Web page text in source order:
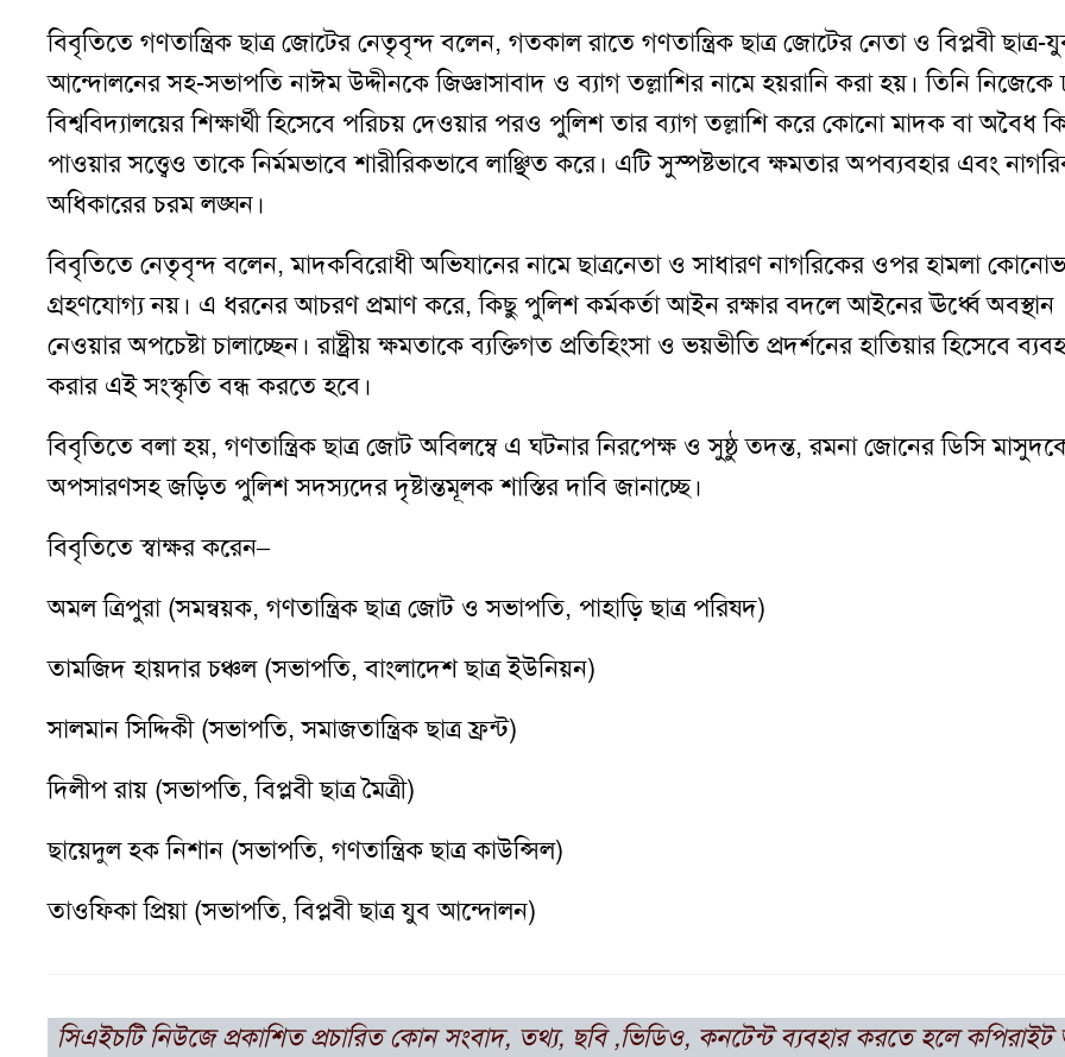
বিবৃতিতে গণতান্ত্রিক ছাত্র জোটের নেতৃবৃন্দ বলেন, গতকাল রাতে গণতান্ত্রিক ছাত্র জোটের নেতা ও বিপ্লবী ছাত্র-
আন্দোলনের সহ-সভাপতি নাঈম উদ্দীনকে জিজ্ঞাসাবাদ ও ব্যাগ তল্লাশির নামে হয়রানি করা হয়। তিনি নিজেকে
বিশ্ববিদ্যালয়ের শিক্ষার্থী হিসেবে পরিচয় দেওয়ার পরও পুলিশ তার ব্যাগ তল্লাশি করে কোনো মাদক বা অবৈধ
পাওয়ার সত্ত্বেও তাকে নির্মমভাবে শারীরিকভাবে লাঞ্ছিত করে। এটি সুস্পষ্টভাবে ক্ষমতার অপব্যবহার এবং
অধিকারের চরম লঙ্ঘন।
বিবৃতিতে নেতৃবৃন্দ বলেন, মাদকবিরোধী অভিযানের নামে ছাত্রনেতা ও সাধারণ নাগরিকের ওপর হামলা
গ্রহণযোগ্য নয়। এ ধরনের আচরণ প্রমাণ করে, কিছু পুলিশ কর্মকর্তা আইন রক্ষার বদলে আইনের ঊর্ধ্বে অবস্থান
নেওয়ার অপচেষ্টা চালাচ্ছেন। রাষ্ট্রীয় ক্ষমতাকে ব্যক্তিগত প্রতিহিংসা ও ভয়ভীতি প্রদর্শনের হাতিয়ার হিসেবে
করার এই সংস্কৃতি বন্ধ করতে হবে।
বিবৃতিতে বলা হয়, গণতান্ত্রিক ছাত্র জোট অবিলম্বে এ ঘটনার নিরপেক্ষ ও সুষ্ঠু তদন্ত, রমনা জোনের ডিসি
অপসারণসহ জড়িত পুলিশ সদস্যদের দৃষ্টান্তমূলক শাস্তির দাবি জানাচ্ছে।
বিবৃতিতে স্বাক্ষর করেন–
অমল ত্রিপুরা (সমন্বয়ক, গণতান্ত্রিক ছাত্র জোট ও সভাপতি, পাহাড়ি ছাত্র পরিষদ)
তামজিদ হায়দার চঞ্চল (সভাপতি, বাংলাদেশ ছাত্র ইউনিয়ন)
সালমান সিদ্দিকী (সভাপতি, সমাজতান্ত্রিক ছাত্র ফ্রন্ট)
দিলীপ রায় (সভাপতি, বিপ্লবী ছাত্র মৈত্রী)
ছায়েদুল হক নিশান (সভাপতি, গণতান্ত্রিক ছাত্র কাউন্সিল)
তাওফিকা প্রিয়া (সভাপতি, বিপ্লবী ছাত্র যুব আন্দোলন)
সিএইচটি নিউজে প্রকাশিত প্রচারিত কোন সংবাদ, তথ্য, ছবি ,ভিডিও, কনটেন্ট ব্যবহার করতে হলে